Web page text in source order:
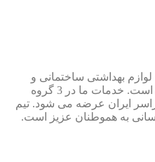
لوازم بهداشتی ساختمانی و
تاسیسات ساختمانی در بازار ایران است. خدمات ما در 3 گروه
ایران عرضه می شود. تیم
به هموطنان عزیز است.